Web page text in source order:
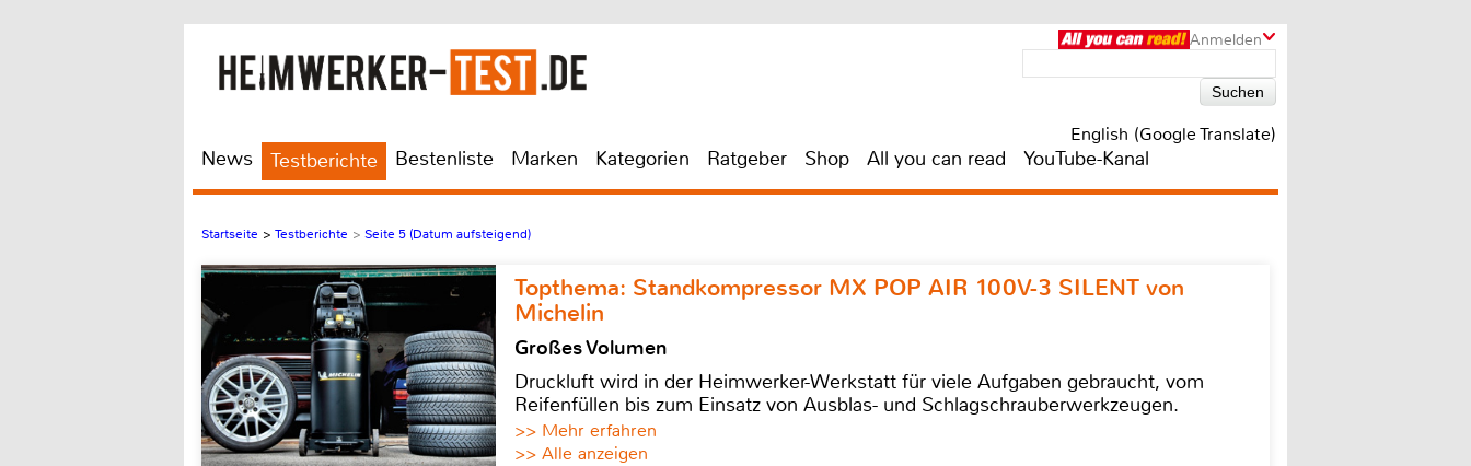
Anmelden
English (Google Translate)
News Testberichte Bestenliste Marken Kategorien Ratgeber Shop All you can read YouTube-Kanal
Startseite > Testberichte > Seite 5 (Datum aufsteigend)
Topthema: Standkompressor MX POP AIR 100V-3 SILENT von
Michelin
Großes Volumen
Druckluft wird in der Heimwerker-Werkstatt für viele Aufgaben gebraucht, vom
Reifenfüllen bis zum Einsatz von Ausblas- und Schlagschrauberwerkzeugen.
>> Mehr erfahren
>> Alle anzeigen